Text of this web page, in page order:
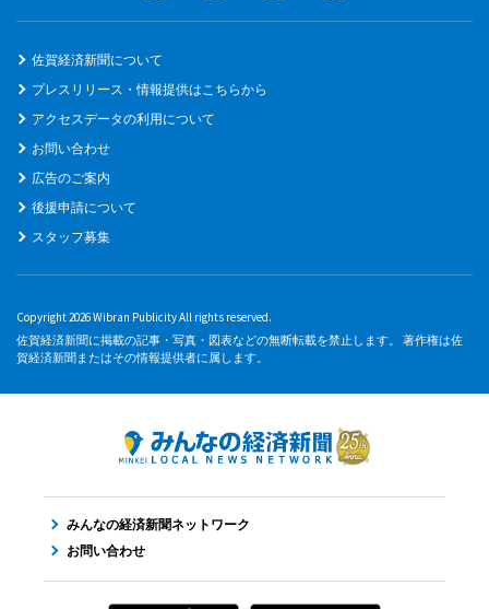
佐賀経済新聞について
プレスリリース・情報提供はこちらから
アクセスデータの利用について
お問い合わせ
広告のご案内
後援申請について
スタッフ募集
Copyright 2026 Wibran Publicity All rights reserved.
佐賀経済新聞に掲載の記事・写真・図表などの無断転載を禁止します。 著作権は佐
賀経済新聞またはその情報提供者に属します。
みんなの経済新聞ネットワーク
お問い合わせ